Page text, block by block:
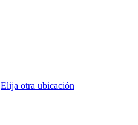
Elija otra ubicación